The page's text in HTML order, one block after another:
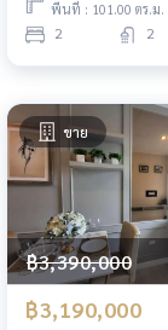
พื้นที่ : 101.00 ตร.ม.
2 2
ขาย
฿3,390,000
฿3,190,000